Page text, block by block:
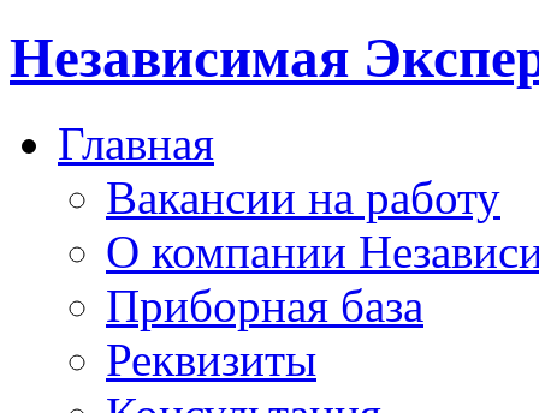
Независимая
Главная
Вакансии на работу
О компании
Приборная база
Реквизиты